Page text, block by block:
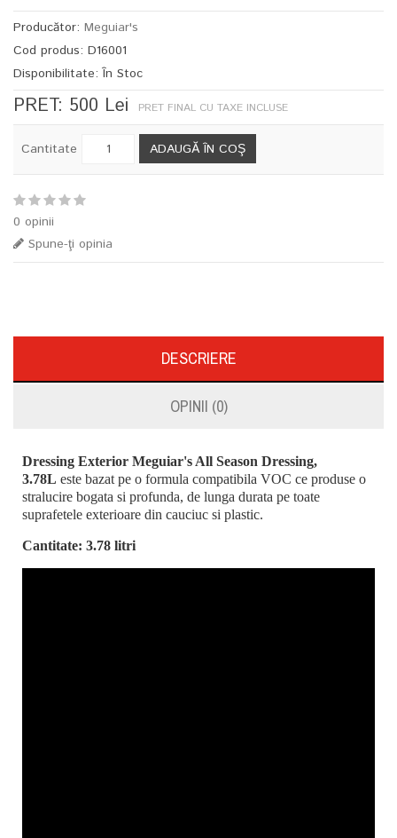
Producător: Meguiar's
Cod produs: D16001
Disponibilitate: În Stoc
PRET: 500 Lei PRET FINAL CU TAXE INCLUSE
Cantitate ADAUGĂ ÎN COŞ
0 opinii
Spune-ţi opinia
DESCRIERE
OPINII (0)
Dressing Exterior Meguiar's All Season Dressing,
3.78L este bazat pe o formula compatibila VOC ce produse o
stralucire bogata si profunda, de lunga durata pe toate
suprafetele exterioare din cauciuc si plastic.
Cantitate: 3.78 litri